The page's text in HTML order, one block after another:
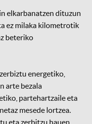
elkarbanatzen dituzun
ez milaka kilometrotik
beteriko
energetiko,
arte bezala
partehartzaile eta
mesede lortzea.
eta zerbitzu hauen